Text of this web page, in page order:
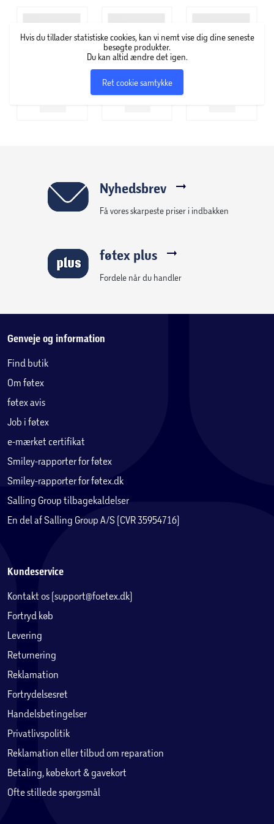
Mixkort: interaktive spil og sjove tidsbaserede quizzer til at
teste dig selv og blive et anatomigeni! · Anbefales til børn
Hvis du tillader statistiske cookies, kan vi nemt vise dig dine seneste
besøgte produkter.
Du kan altid ændre det igen.
Ret cookie samtykke
Nyhedsbrev
Få vores skarpeste priser i indbakken
føtex plus
Fordele når du handler
Genveje og information
Find butik
Om føtex
føtex avis
Job i føtex
e-mærket certifikat
Smiley-rapporter for føtex
Smiley-rapporter for føtex.dk
Salling Group tilbagekaldelser
En del af Salling Group A/S (CVR 35954716)
Kundeservice
Kontakt os (support@foetex.dk)
Fortryd køb
Levering
Returnering
Reklamation
Fortrydelsesret
Handelsbetingelser
Privatlivspolitik
Reklamation eller tilbud om reparation
Betaling, købekort & gavekort
Ofte stillede spørgsmål